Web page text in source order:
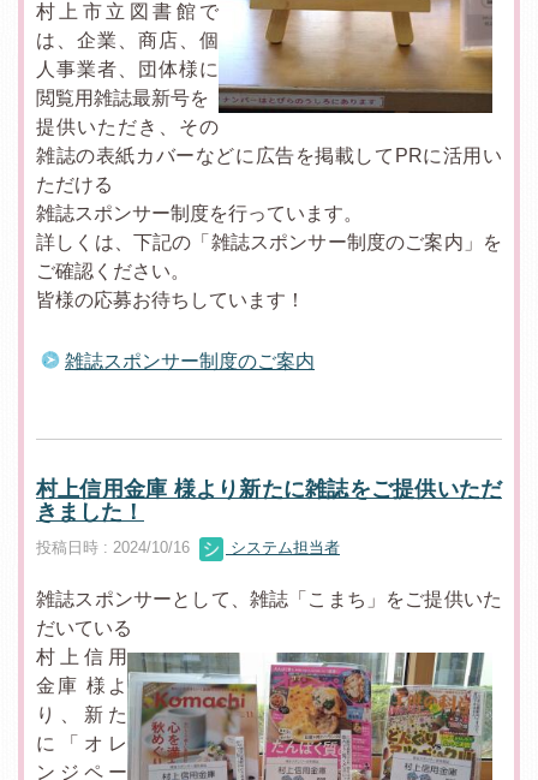
村上市立図書館で
は、企業、商店、個
人事業者、団体様に
閲覧用雑誌最新号を
提供いただき、その
雑誌の表紙カバーなどに広告を掲載してPRに活用い
ただける
雑誌スポンサー制度を行っています。
詳しくは、下記の「雑誌スポンサー制度のご案内」を
ご確認ください。
皆様の応募お待ちしています！
雑誌スポンサー制度のご案内
村上信用金庫 様より新たに雑誌をご提供いただ
きました！
投稿日時 : 2024/10/16 システム担当者
雑誌スポンサーとして、雑誌「こまち」をご提供いた
だいている
村上信用
金庫 様よ
り、新た
に「オレ
ンジペー